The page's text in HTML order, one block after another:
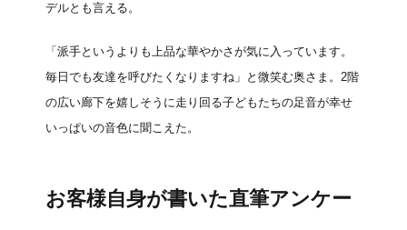
デルとも言える。
「派手というよりも上品な華やかさが気に入っています。
毎日でも友達を呼びたくなりますね」と微笑む奥さま。2階
の広い廊下を嬉しそうに走り回る子どもたちの足音が幸せ
いっぱいの音色に聞こえた。
お客様自身が書いた直筆アンケー